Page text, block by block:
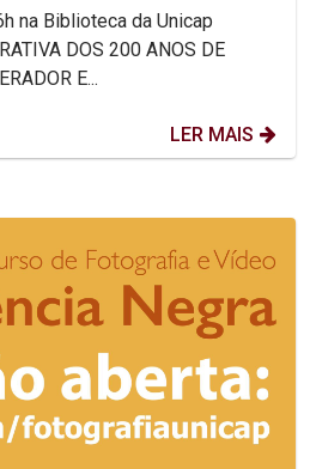
na Biblioteca da Unicap
DOS 200 ANOS DE
E...
LER MAIS